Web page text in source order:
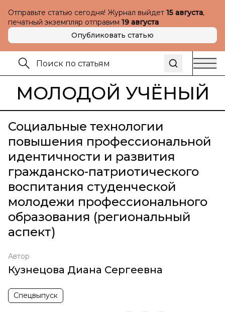
Отправьте статью сегодня! Журнал выйдет 15 августа,
печатный экземпляр отправим 19 августа
Опубликовать статью
МОЛОДОЙ УЧЁНЫЙ
Социальные технологии
повышения профессиональной
идентичности и развития
гражданско-патриотического
воспитания студенческой
молодежи профессионального
образования (региональный
аспект)
Автор
Кузнецова Диана Сергеевна
Спецвыпуск